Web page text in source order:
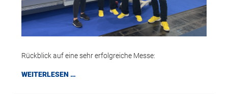
Rückblick auf eine sehr erfolgreiche Messe:
WEITERLESEN …